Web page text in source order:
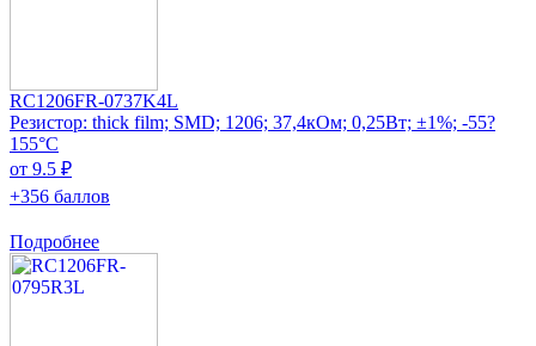
RC1206FR-0737K4L
Резистор: thick film; SMD; 1206; 37,4кОм; 0,25Вт; ±1%; -55?
155°C
от 9.5 ₽
+356 баллов
Подробнее